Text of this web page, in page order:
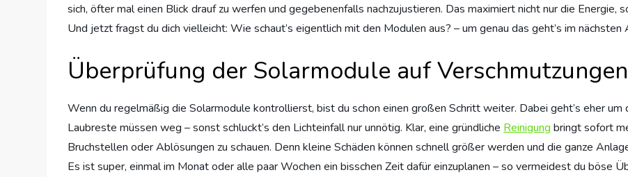
sich, öfter mal einen Blick drauf zu werfen und gegebenenfalls nachzujustieren. Das maximiert nicht nur die Energie,
Und jetzt fragst du dich vielleicht: Wie schaut’s eigentlich mit den Modulen aus? – um genau das geht’s im nächsten
Überprüfung der Solarmodule auf
Wenn du regelmäßig die Solarmodule kontrollierst, bist du schon einen großen Schritt weiter. Dabei geht’s eher
Laubreste müssen weg – sonst schluckt’s den Lichteinfall nur unnötig. Klar, eine gründliche Reinigung bringt sofort
Bruchstellen oder Ablösungen zu schauen. Denn kleine Schäden können schnell größer werden und die ganze
Es ist super, einmal im Monat oder alle paar Wochen ein bisschen Zeit dafür einzuplanen – so vermeidest du böse